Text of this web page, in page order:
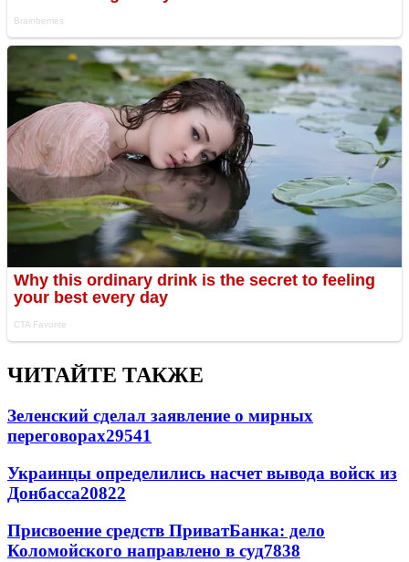
ЧИТАЙТЕ ТАКЖЕ
Зеленский сделал заявление о мирных
переговорах29541
Украинцы определились насчет вывода войск из
Донбасса20822
Присвоение средств ПриватБанка: дело
Коломойского направлено в суд7838